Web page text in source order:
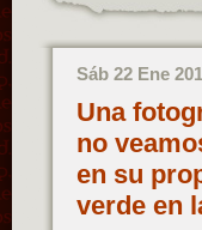
Sáb 22 Ene
Una
no
en su
verde en